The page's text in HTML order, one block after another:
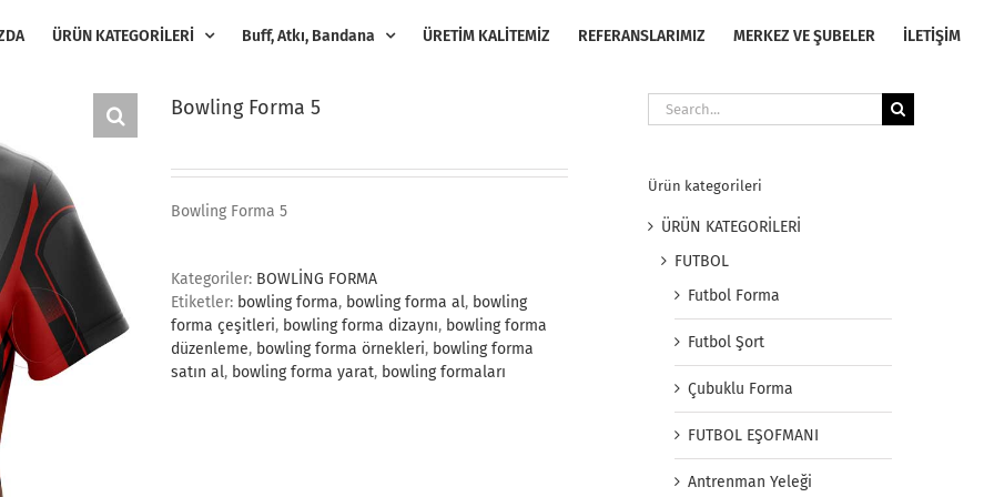
ÜRÜN KATEGORİLERİ Buff, Atkı, Bandana ÜRETİM KALİTEMİZ REFERANSLARIMIZ MERKEZ VE ŞUBELER İLETİŞİM
Bowling Forma 5
Bowling Forma 5
Kategoriler: BOWLİNG FORMA
Etiketler: bowling forma, bowling forma al, bowling
forma çeşitleri, bowling forma dizaynı, bowling forma
düzenleme, bowling forma örnekleri, bowling forma
satın al, bowling forma yarat, bowling formaları
Search
for:
Ürün kategorileri
ÜRÜN KATEGORİLERİ
FUTBOL
Futbol Forma
Futbol Şort
Çubuklu Forma
FUTBOL EŞOFMANI
Antrenman Yeleği